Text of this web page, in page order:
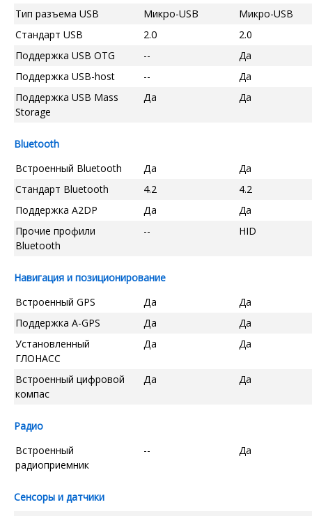
Тип разъема USB
Микро-USB
Микро-USB
Стандарт USB
2.0
2.0
Поддержка USB OTG
--
Да
Поддержка USB-host
--
Да
Поддержка USB Mass
Storage
Да Да
Bluetooth
Встроенный Bluetooth
Да
Да
Стандарт Bluetooth
4.2
4.2
Поддержка A2DP
Да
Да
Прочие профили
Bluetooth
-- HID
Навигация и позиционирование
Встроенный GPS
Да
Да
Поддержка A-GPS
Да
Да
Установленный
ГЛОНАСС
Да Да
Встроенный цифровой
компас
Да Да
Радио
Встроенный
радиоприемник
-- Да
Сенсоры и датчики